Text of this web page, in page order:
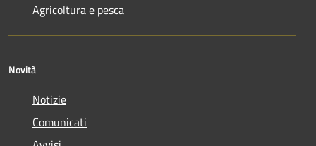
Agricoltura e pesca
Novità
Notizie
Comunicati